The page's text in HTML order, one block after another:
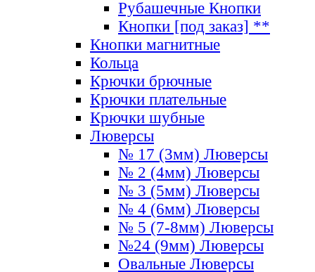
Рубашечные Кнопки
Кнопки [под заказ] **
Кнопки магнитные
Кольца
Крючки брючные
Крючки плательные
Крючки шубные
Люверсы
№ 17 (3мм) Люверсы
№ 2 (4мм) Люверсы
№ 3 (5мм) Люверсы
№ 4 (6мм) Люверсы
№ 5 (7-8мм) Люверсы
№24 (9мм) Люверсы
Овальные Люверсы